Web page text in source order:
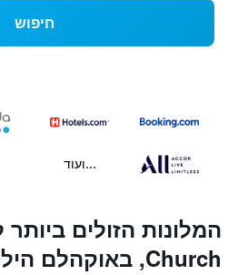
חיפוש
...ועוד
Church, באוקהלם הילס